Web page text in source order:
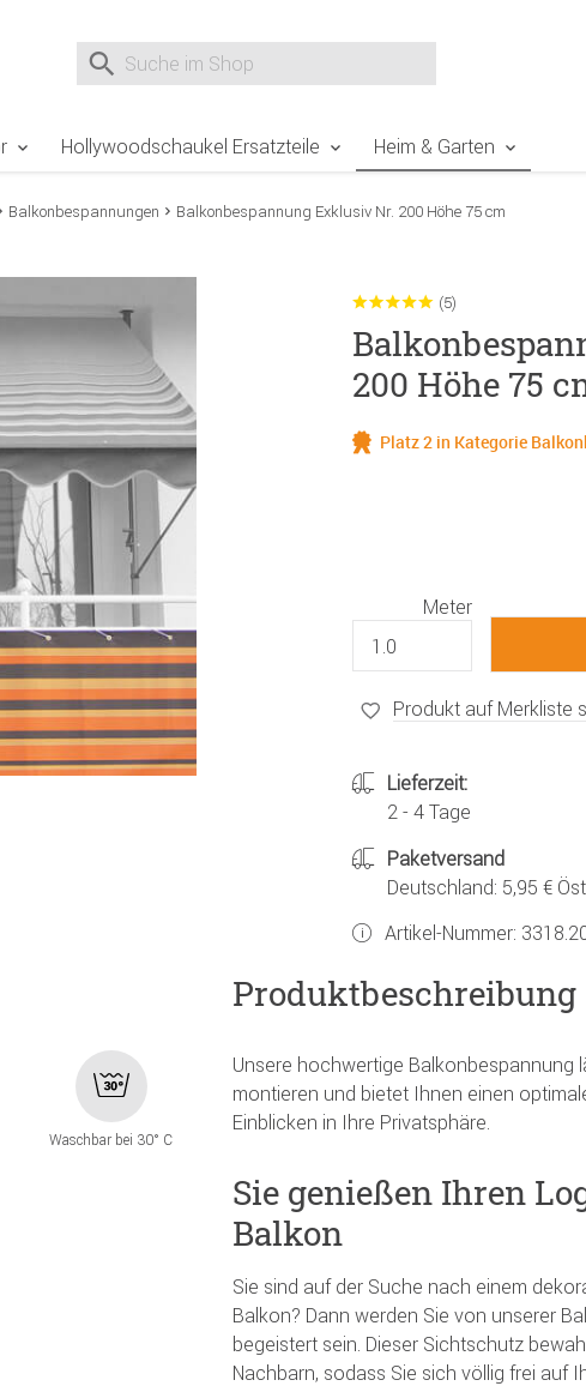
Suche nach
Hollywoodschaukel Ersatzteile Heim & Garten
Balkonbespannungen Balkonbespannung Exklusiv Nr. 200 Höhe 75 cm
(5)
200 Höhe 75
Platz 2 in Kategorie
Meter
Produkt auf Merkliste
Lieferzeit:
2 - 4 Tage
Paketversand
Deutschland: 5,95 €
Artikel-Nummer:
Waschbar bei 30° C
Produktbeschreibung
Unsere hochwertige Balkonbespannung
montieren und bietet Ihnen einen
Einblicken in Ihre Privatsphäre.
Sie genießen Ihren
Balkon
Sie sind auf der Suche nach einem
Balkon? Dann werden Sie von unserer
begeistert sein. Dieser Sichtschutz
Nachbarn, sodass Sie sich völlig frei auf